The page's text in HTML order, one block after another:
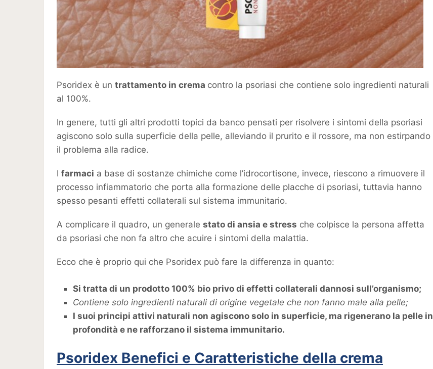
Psoridex è un trattamento in crema contro la psoriasi che contiene solo ingredienti naturali
al 100%.
In genere, tutti gli altri prodotti topici da banco pensati per risolvere i sintomi della psoriasi
agiscono solo sulla superficie della pelle, alleviando il prurito e il rossore, ma non estirpando
il problema alla radice.
I farmaci a base di sostanze chimiche come l’idrocortisone, invece, riescono a rimuovere il
processo infiammatorio che porta alla formazione delle placche di psoriasi, tuttavia hanno
spesso pesanti effetti collaterali sul sistema immunitario.
A complicare il quadro, un generale stato di ansia e stress che colpisce la persona affetta
da psoriasi che non fa altro che acuire i sintomi della malattia.
Ecco che è proprio qui che Psoridex può fare la differenza in quanto:
Si tratta di un prodotto 100% bio privo di effetti collaterali dannosi sull’organismo;
Contiene solo ingredienti naturali di origine vegetale che non fanno male alla pelle;
I suoi principi attivi naturali non agiscono solo in superficie, ma rigenerano la pelle in
profondità e ne rafforzano il sistema immunitario.
Psoridex Benefici e Caratteristiche della crema